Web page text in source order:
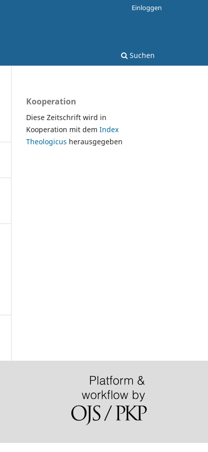
Suchen
Einloggen
Kooperation
Diese Zeitschrift wird in
Kooperation mit dem Index
Theologicus herausgegeben